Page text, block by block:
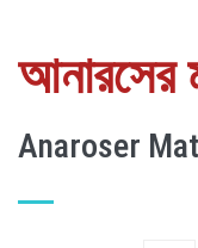
আনারসের
Anaroser